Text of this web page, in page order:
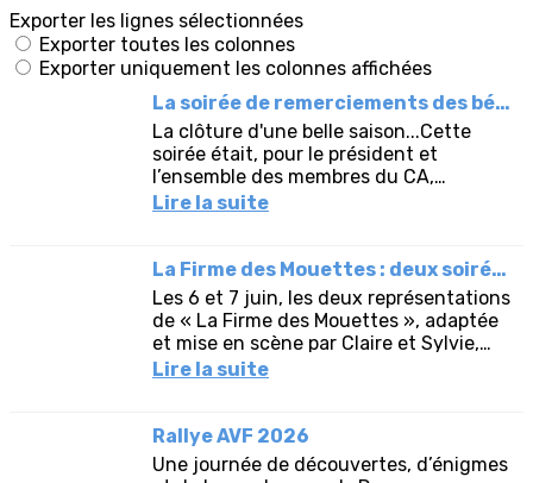
Exporter les lignes sélectionnées
Exporter toutes les colonnes
Exporter uniquement les colonnes affichées
La soirée de remerciements des bénévoles du 18 juin
La clôture d'une belle saison...Cette
soirée était, pour le président et
l’ensemble des membres du CA,
l’occasion de témoigner leur
Lire la suite
La Firme des Mouettes : deux soirées pleines d'humour et de talent !
Les 6 et 7 juin, les deux représentations
de « La Firme des Mouettes », adaptée
et mise en scène par Claire et Sylvie,
ont rencontré un très beau succès en
Lire la suite
Rallye AVF 2026
Une journée de découvertes, d’énigmes